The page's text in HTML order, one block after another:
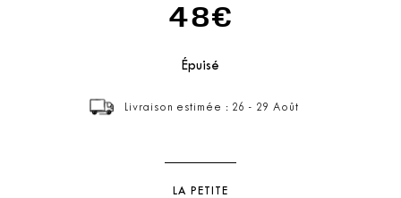
48€
Épuisé
Livraison estimée : 26 - 29 Août
LA PETITE